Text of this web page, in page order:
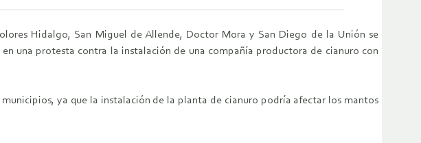
Hidalgo, San Miguel de Allende, Doctor Mora y San Diego de la Unión se
una protesta contra la instalación de una compañía productora de cianuro con
ya que la instalación de la planta de cianuro podría afectar los mantos